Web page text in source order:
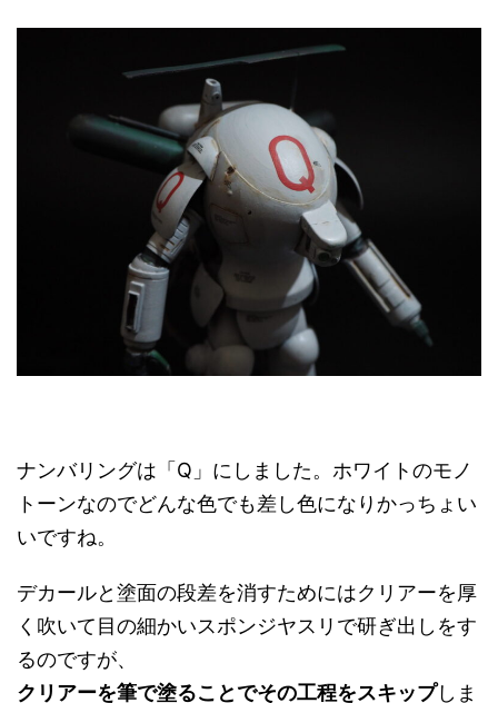
ナンバリングは「Q」にしました。ホワイトのモノ
トーンなのでどんな色でも差し色になりかっちょい
いですね。
デカールと塗面の段差を消すためにはクリアーを厚
く吹いて目の細かいスポンジヤスリで研ぎ出しをす
るのですが、
クリアーを筆で塗ることでその工程をスキップしま